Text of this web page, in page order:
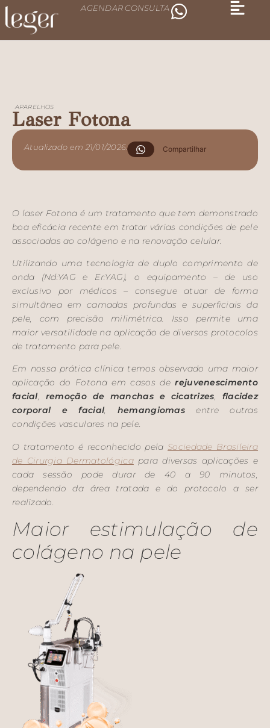
AGENDAR CONSULTA
APARELHOS
Laser Fotona
Atualizado em 21/01/2026. Compartilhar
O laser Fotona é um tratamento que tem demonstrado
boa eficácia recente em tratar várias condições de pele
associadas ao colágeno e na renovação celular.
Utilizando uma tecnologia de duplo comprimento de
onda (Nd:YAG e Er:YAG), o equipamento – de uso
exclusivo por médicos – consegue atuar de forma
simultânea em camadas profundas e superficiais da
pele, com precisão milimétrica. Isso permite uma
maior versatilidade na aplicação de diversos protocolos
de tratamento para pele.
Em nossa prática clínica temos observado uma maior
aplicação do Fotona em casos derejuvenescimento
facial, remoção de manchas e cicatrizes, flacidez
corporal
e facial, hemangiomas entre outras
condições vasculares na pele.
O tratamento é reconhecido pelaSociedade Brasileira
de Cirurgia Dermatológicapara diversas aplicações e
cada sessão pode durarde 40 a 90 minutos,
dependendo da área tratada e do protocolo a ser
realizado.
Maior estimulação de
colágeno na pele